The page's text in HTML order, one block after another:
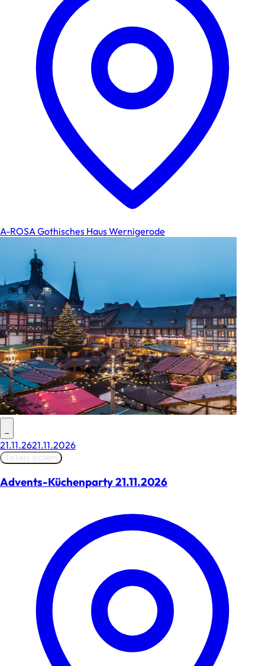
A-ROSA Gothisches Haus Wernigerode
–
21.11.2621.11.2026
Tickets sichern
Advents-Küchenparty 21.11.2026